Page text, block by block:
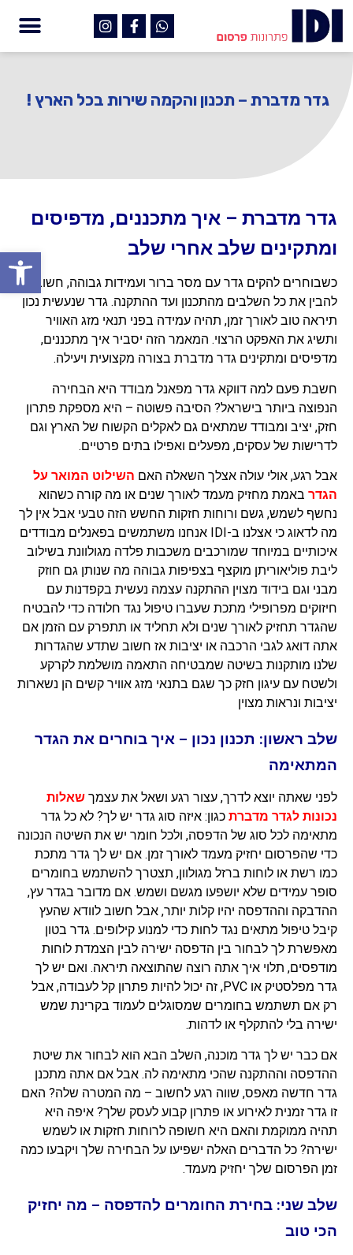
גדר מדברת – תכנון והקמה שירות בכל הארץ !
גדר מדברת – איך מתכננים, מדפיסים
ומתקינים שלב אחרי שלב
כשבוחרים להקים גדר עם מסר ברור ועמידות גבוהה, חשוב
להבין את כל השלבים מהתכנון ועד ההתקנה. גדר שנעשית נכון
תיראה טוב לאורך זמן, תהיה עמידה בפני תנאי מזג האוויר
ותשיג את האפקט הרצוי. המאמר הזה יסביר איך מתכננים,
מדפיסים ומתקינים גדר מדברת בצורה מקצועית ויעילה.
חשבת פעם למה דווקא גדר מפאנל מבודד היא הבחירה
הנפוצה ביותר בישראל? הסיבה פשוטה – היא מספקת פתרון
חזק, יציב ומבודד שמתאים גם לאקלים הקשוח של הארץ וגם
לדרישות של עסקים, מפעלים ואפילו בתים פרטיים.
אבל רגע, אולי עולה אצלך השאלה האם השילוט המואר על
הגדר באמת מחזיק מעמד לאורך שנים או מה קורה כשהוא
נחשף לשמש, גשם ורוחות חזקות החשש הזה טבעי אבל אין לך
מה לדאוג כי אצלנו ב-IDI אנחנו משתמשים בפאנלים מבודדים
איכותיים במיוחד שמורכבים משכבות פלדה מגולוונת בשילוב
ליבת פוליאוריתן מוקצף בצפיפות גבוהה מה שנותן גם חוזק
מבני וגם בידוד מצוין ההתקנה עצמה נעשית בקפדנות עם
חיזוקים מפרופילי מתכת שעברו טיפול נגד חלודה כדי להבטיח
שהגדר תחזיק לאורך שנים ולא תחליד או תתפרק עם הזמן אם
אתה דואג לגבי הרכבה או יציבות אז חשוב שתדע שהגדרות
שלנו מותקנות בשיטה שמבטיחה התאמה מושלמת לקרקע
ולשטח עם עיגון חזק כך שגם בתנאי מזג אוויר קשים הן נשארות
יציבות ונראות מצוין
שלב ראשון: תכנון נכון – איך בוחרים את הגדר
המתאימה
לפני שאתה יוצא לדרך, עצור רגע ושאל את עצמך שאלות
נכונות לגדר מדברת כגון: איזה סוג גדר יש לך? לא כל גדר
מתאימה לכל סוג של הדפסה, ולכל חומר יש את השיטה הנכונה
כדי שהפרסום יחזיק מעמד לאורך זמן. אם יש לך גדר מתכת
כמו רשת או לוחות ברזל מגולוון, תצטרך להשתמש בחומרים
סופר עמידים שלא יושפעו מגשם ושמש. אם מדובר בגדר עץ,
ההדבקה וההדפסה יהיו קלות יותר, אבל חשוב לוודא שהעץ
קיבל טיפול מתאים נגד לחות כדי למנוע קילופים. גדר בטון
מאפשרת לך לבחור בין הדפסה ישירה לבין הצמדת לוחות
מודפסים, תלוי איך אתה רוצה שהתוצאה תיראה. ואם יש לך
גדר מפלסטיק או PVC, זה יכול להיות פתרון קל לעבודה, אבל
רק אם תשתמש בחומרים שמסוגלים לעמוד בקרינת שמש
ישירה בלי להתקלף או לדהות.
אם כבר יש לך גדר מוכנה, השלב הבא הוא לבחור את שיטת
ההדפסה וההתקנה שהכי מתאימה לה. אבל אם אתה מתכנן
גדר חדשה מאפס, שווה רגע לחשוב – מה המטרה שלה? האם
זו גדר זמנית לאירוע או פתרון קבוע לעסק שלך? איפה היא
תהיה ממוקמת והאם היא חשופה לרוחות חזקות או לשמש
ישירה? כל הדברים האלה ישפיעו על הבחירה שלך ויקבעו כמה
זמן הפרסום שלך יחזיק מעמד.
שלב שני: בחירת החומרים להדפסה – מה יחזיק
הכי טוב